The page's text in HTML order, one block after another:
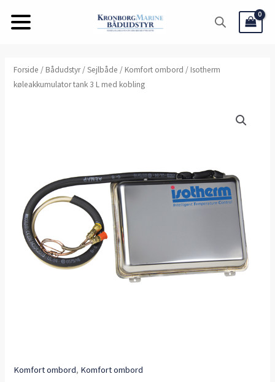
Forside / Bådudstyr/Sejlbåde / Komfort ombord / Isotherm
køleakkumulator tank 3 L med kobling
Komfort ombord, Komfort ombord
Isotherm
køleakkumulator